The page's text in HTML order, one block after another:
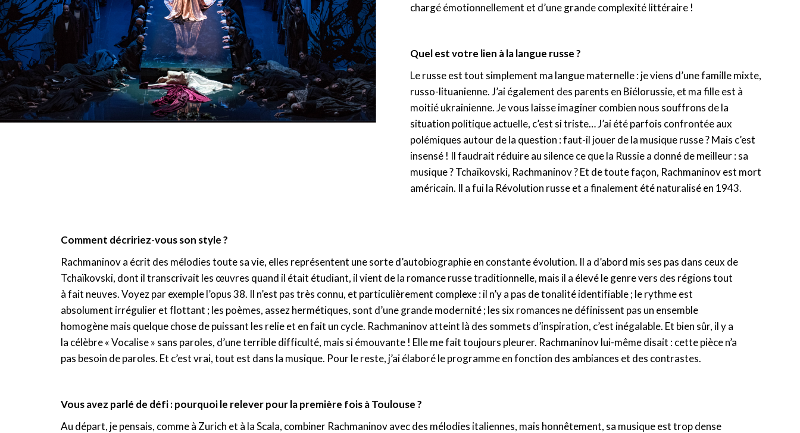
chargé émotionnellement et d’une grande complexité littéraire !
Quel est votre lien à la langue russe ?
Le russe est tout simplement ma langue maternelle : je viens d’une famille mixte,
russo-lituanienne. J’ai également des parents en Biélorussie, et ma fille est à
moitié ukrainienne. Je vous laisse imaginer combien nous souffrons de la
situation politique actuelle, c’est si triste… J’ai été parfois confrontée aux
polémiques autour de la question : faut-il jouer de la musique russe ? Mais c’est
insensé ! Il faudrait réduire au silence ce que la Russie a donné de meilleur : sa
musique ? Tchaïkovski, Rachmaninov ? Et de toute façon, Rachmaninov est mort
américain. Il a fui la Révolution russe et a finalement été naturalisé en 1943.
Comment décririez-vous son style ?
Rachmaninov a écrit des mélodies toute sa vie, elles représentent une sorte d’autobiographie en constante évolution. Il a d’abord mis ses pas dans ceux de
Tchaïkovski, dont il transcrivait les œuvres quand il était étudiant, il vient de la romance russe traditionnelle, mais il a élevé le genre vers des régions tout
à fait neuves. Voyez par exemple l’opus 38. Il n’est pas très connu, et particulièrement complexe : il n’y a pas de tonalité identifiable ; le rythme est
absolument irrégulier et flottant ; les poèmes, assez hermétiques, sont d’une grande modernité ; les six romances ne définissent pas un ensemble
homogène mais quelque chose de puissant les relie et en fait un cycle. Rachmaninov atteint là des sommets d’inspiration, c’est inégalable. Et bien sûr, il y a
la célèbre « Vocalise » sans paroles, d’une terrible difficulté, mais si émouvante ! Elle me fait toujours pleurer. Rachmaninov lui-même disait : cette pièce n’a
pas besoin de paroles. Et c’est vrai, tout est dans la musique. Pour le reste, j’ai élaboré le programme en fonction des ambiances et des contrastes.
Vous avez parlé de défi : pourquoi le relever pour la première fois à Toulouse ?
Au départ, je pensais, comme à Zurich et à la Scala, combiner Rachmaninov avec des mélodies italiennes, mais honnêtement, sa musique est trop dense